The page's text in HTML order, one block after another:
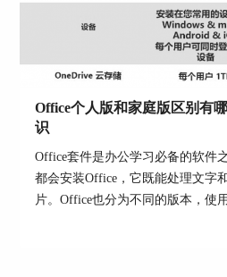
Office个人版和家庭版区别有
识
Office套件是办公学习必备的软件
都会安装Office，它既能处理文字
片。Office也分为不同的版本，使
今天就为大家来介绍一下Office个